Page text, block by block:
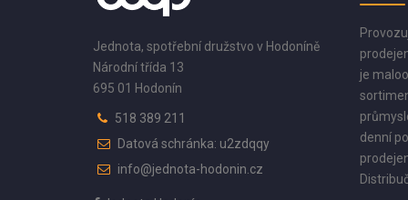
Jednota, spotřební družstvo v Hodoníně
Národní třída 13
695 01 Hodonín
518 389 211
Datová schránka: u2zdqqy
info@jednota-hodonin.cz
je
denní